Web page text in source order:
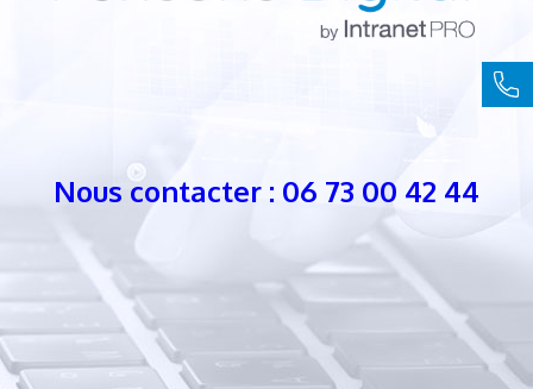
Nous contacter : 06 73 00 42 44